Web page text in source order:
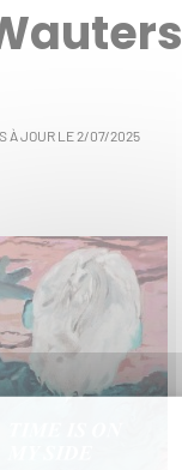
À JOUR LE2/07/2025